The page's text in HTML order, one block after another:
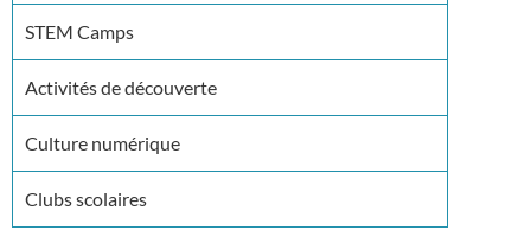
STEM Camps
Activités de découverte
Culture numérique
Clubs scolaires